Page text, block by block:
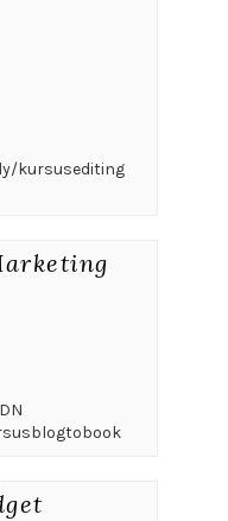
kursusediting